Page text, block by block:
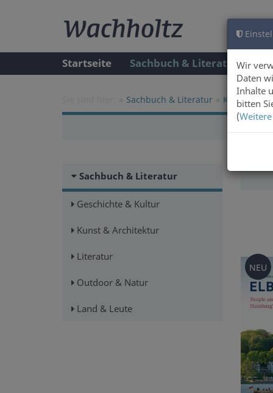
Wir
Daten
Inhalte
bitten
(
Startseite Sachbuch & Literatur
Sachbuch & Literatur Kunst &
Sachbuch & Literatur
Geschichte & Kultur
Kunst & Architektur
Literatur
Outdoor & Natur
Land & Leute
NEU